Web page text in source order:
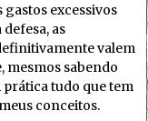
gastos excessivos
as
valem
mesmos sabendo
prática tudo que tem
conceitos.